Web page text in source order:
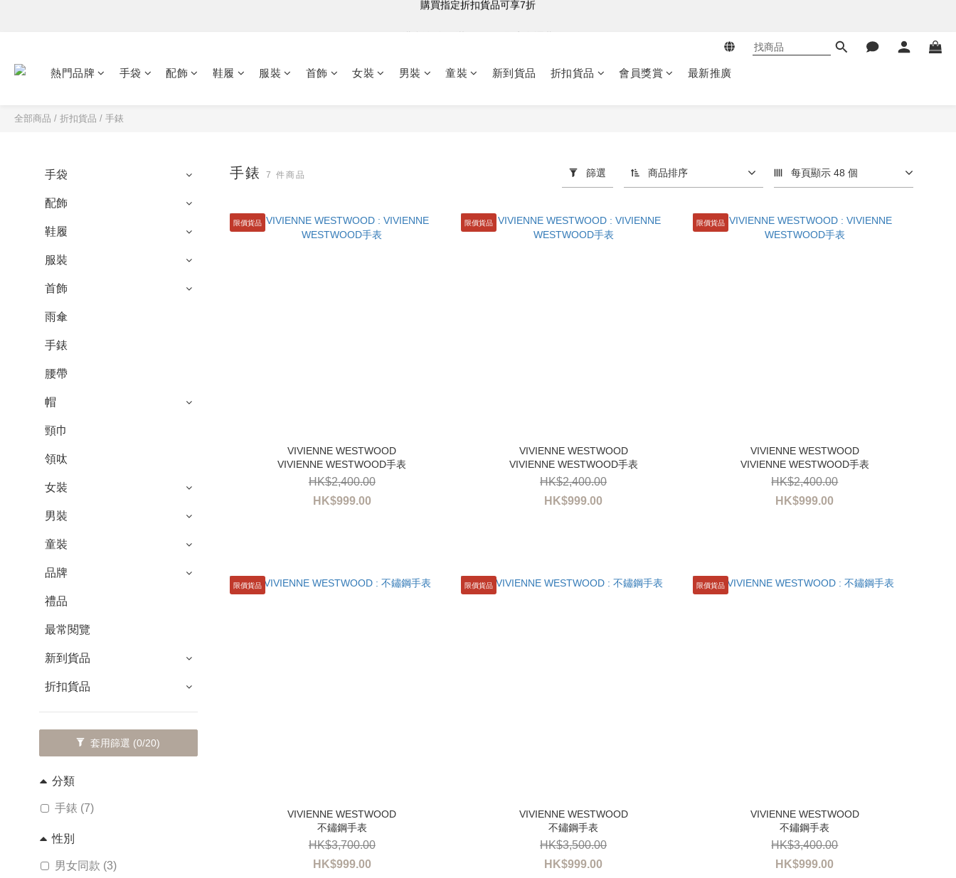
熱門品牌 手袋 配飾 鞋履 服裝 首飾 女裝 男裝 童裝 新到貨品 折扣貨品 會員獎賞 最新推廣
全部商品 / 折扣貨品 / 手錶
手袋
配飾
鞋履
服裝
首飾
雨傘
手錶
腰帶
帽
頸巾
領呔
女裝
男裝
童裝
品牌
禮品
最常閱覽
新到貨品
折扣貨品
套用篩選 (0/20)
分類
手錶 (7)
性別
男女同款 (3)
手錶7 件商品 篩選 商品排序 每頁顯示 48 個
限價貨品
VIVIENNE WESTWOOD手表
HK$999.00
HK$2,400.00
限價貨品
VIVIENNE WESTWOOD手表
HK$999.00
HK$2,400.00
限價貨品
VIVIENNE WESTWOOD手表
HK$999.00
HK$2,400.00
限價貨品
不鏽鋼手表
HK$999.00
HK$3,700.00
限價貨品
不鏽鋼手表
HK$999.00
HK$3,500.00
限價貨品
不鏽鋼手表
HK$999.00
HK$3,400.00